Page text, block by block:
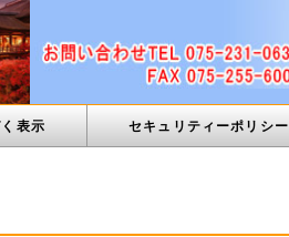
表示 セキュリティーポリシー